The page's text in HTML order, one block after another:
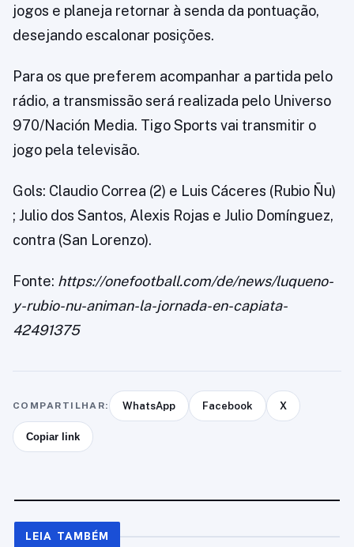
jogos e planeja retornar à senda da pontuação,
desejando escalonar posições.
Para os que preferem acompanhar a partida pelo
rádio, a transmissão será realizada pelo Universo
970/Nación Media. Tigo Sports vai transmitir o
jogo pela televisão.
Gols: Claudio Correa (2) e Luis Cáceres (Rubio Ñu)
; Julio dos Santos, Alexis Rojas e Julio Domínguez,
contra (San Lorenzo).
Fonte: https://onefootball.com/de/news/luqueno-
y-rubio-nu-animan-la-jornada-en-capiata-
42491375
COMPARTILHAR: WhatsApp Facebook X
Copiar link
LEIA TAMBÉM